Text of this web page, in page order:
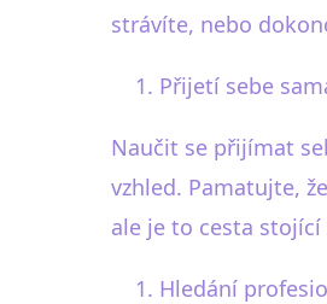
strávíte, nebo
Přijetí sebe
Naučit se přijímat
vzhled. Pamatujte,
ale je to cesta stojící
Hledání